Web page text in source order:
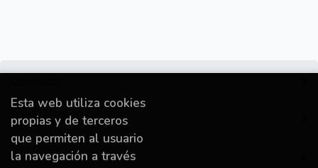
Información
Destacado
Esta web utiliza cookies
propias y de terceros
que permiten al usuario
la navegación a través